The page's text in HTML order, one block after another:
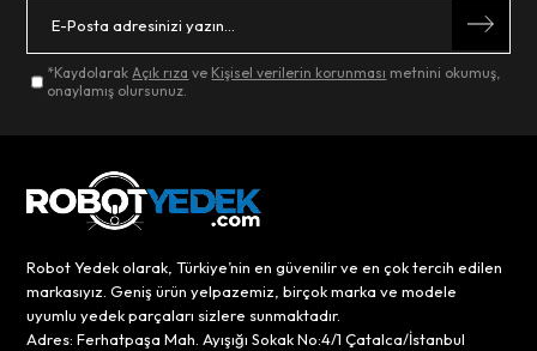
*KaydolarakAçık rıza ve Kişisel verilerin korunması metnini okumuş,
onaylamış olursunuz.
Robot Yedek olarak, Türkiye’nin en güvenilir ve en çok tercih edilen
markasıyız. Geniş ürün yelpazemiz, birçok marka ve modele
uyumlu yedek parçaları sizlere sunmaktadır.
Adres: Ferhatpaşa Mah. Ayışığı Sokak No:4/1 Çatalca/İstanbul